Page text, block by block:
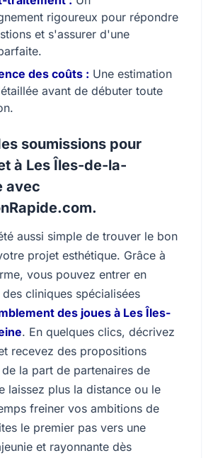
rigoureux pour répondre
et s'assurer d'une
des coûts : Une estimation
avant de débuter toute
soumissions pour
à Les Îles-de-la-
avec
aussi simple de trouver le bon
projet esthétique. Grâce à
vous pouvez entrer en
cliniques spécialisées
des joues à Les Îles-
. En quelques clics, décrivez
recevez des propositions
la part de partenaires de
laissez plus la distance ou le
freiner vos ambitions de
le premier pas vers une
et rayonnante dès